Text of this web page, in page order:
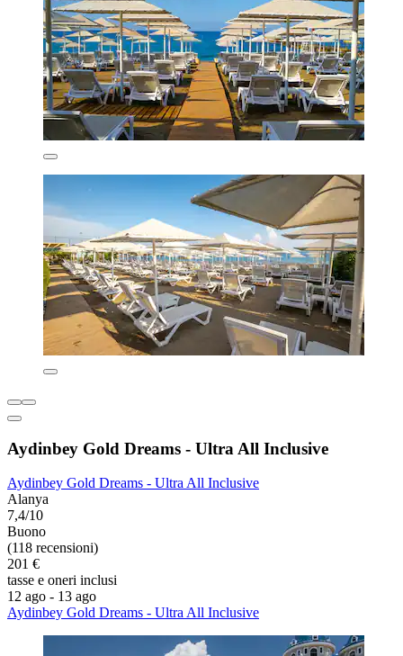
Aydinbey Gold Dreams - Ultra All Inclusive
Aydinbey Gold Dreams - Ultra All Inclusive
Alanya
7,4/10
Buono
(118 recensioni)
201 €
tasse e oneri inclusi
12 ago - 13 ago
Aydinbey Gold Dreams - Ultra All Inclusive